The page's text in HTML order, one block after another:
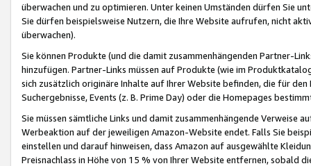
überwachen und zu optimieren. Unter keinen Umständen dürfen Sie
Sie dürfen beispielsweise Nutzern, die Ihre Website aufrufen, nicht
überwachen).
Sie können Produkte (und die damit zusammenhängenden Partner-
hinzufügen. Partner-Links müssen auf Produkte (wie im
sich zusätzlich originäre Inhalte auf Ihrer Website befinden, die für
Suchergebnisse, Events (z. B. Prime Day) oder die Homepages
Sie müssen sämtliche Links und damit zusammenhängende
Werbeaktion auf der jeweiligen Amazon-Website endet. Falls Sie
einstellen und darauf hinweisen, dass Amazon auf ausgewählte
Preisnachlass in Höhe von 15 % von Ihrer Website entfernen, sobald